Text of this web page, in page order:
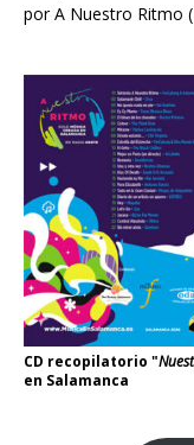
porA Nuestro Ritmo
CD recopilatorio "
en Salamanca